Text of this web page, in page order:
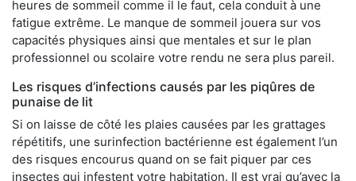
heures de sommeil comme il le faut, cela conduit à une
fatigue extrême. Le manque de sommeil jouera sur vos
capacités physiques ainsi que mentales et sur le plan
professionnel ou scolaire votre rendu ne sera plus pareil.
Les risques d’infections causés par les piqûres de
punaise de lit
Si on laisse de côté les plaies causées par les grattages
répétitifs, une surinfection bactérienne est également l’un
des risques encourus quand on se fait piquer par ces
insectes qui infestent votre habitation. Il est vrai qu’avec la